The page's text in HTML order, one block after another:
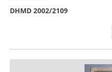
DHMD 2002/2109